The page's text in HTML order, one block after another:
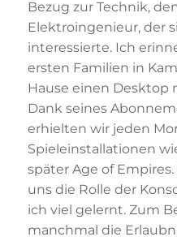
Bezug zur Technik,
Elektroingenieur, der
interessierte. Ich
ersten Familien in
Hause einen Desktop
Dank seines
erhielten wir jeden
Spieleinstallationen
später Age of
uns die Rolle der
ich viel gelernt. Zum
manchmal die